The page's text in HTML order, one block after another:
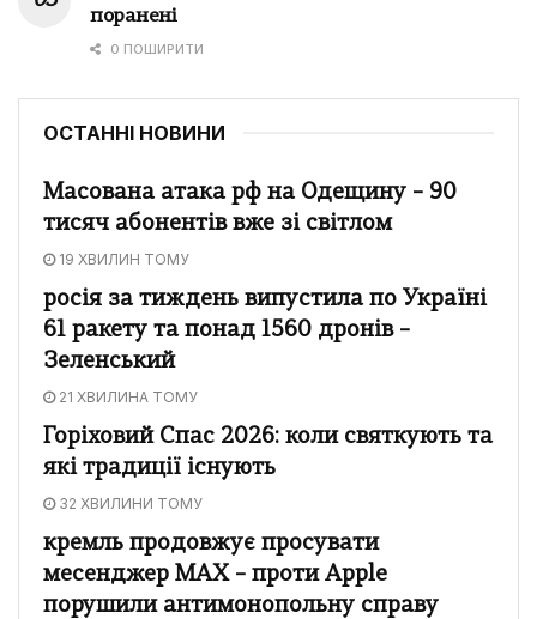
поранені
0 ПОШИРИТИ
ОСТАННІ НОВИНИ
Масована атака рф на Одещину – 90
тисяч абонентів вже зі світлом
19 ХВИЛИН ТОМУ
росія за тиждень випустила по Україні
61 ракету та понад 1560 дронів –
Зеленський
21 ХВИЛИНА ТОМУ
Горіховий Спас 2026: коли святкують та
які традиції існують
32 ХВИЛИНИ ТОМУ
кремль продовжує просувати
месенджер MAX – проти Apple
порушили антимонопольну справу